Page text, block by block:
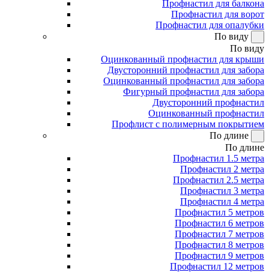
Профнастил для балкона
Профнастил для ворот
Профнастил для опалубки
По виду
По виду
Оцинкованный профнастил для крыши
Двусторонний профнастил для забора
Оцинкованный профнастил для забора
Фигурный профнастил для забора
Двусторонний профнастил
Оцинкованный профнастил
Профлист с полимерным покрытием
По длине
По длине
Профнастил 1.5 метра
Профнастил 2 метра
Профнастил 2.5 метра
Профнастил 3 метра
Профнастил 4 метра
Профнастил 5 метров
Профнастил 6 метров
Профнастил 7 метров
Профнастил 8 метров
Профнастил 9 метров
Профнастил 12 метров